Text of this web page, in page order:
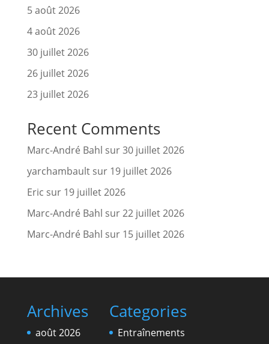
5 août 2026
4 août 2026
30 juillet 2026
26 juillet 2026
23 juillet 2026
Recent Comments
Marc-André Bahl sur30 juillet 2026
yarchambaultsur 19 juillet 2026
Eric sur 19 juillet 2026
Marc-André Bahl sur22 juillet 2026
Marc-André Bahl sur 15 juillet 2026
Archives
août 2026
Categories
Entraînements